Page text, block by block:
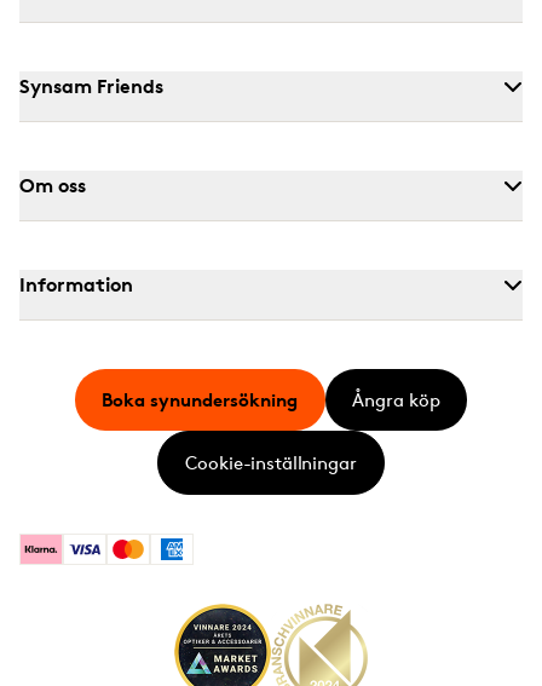
Synsam Friends
Om oss
Information
KlarnaVisa MastercardAmerican Express
Boka synundersökning Ångra köp
Cookie-inställningar